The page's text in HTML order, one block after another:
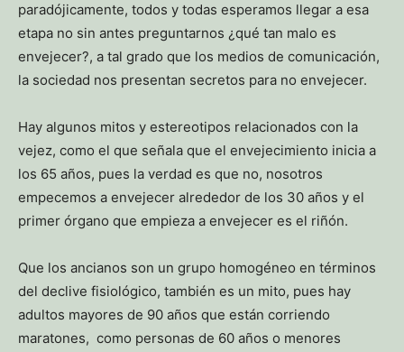
paradójicamente, todos y todas esperamos llegar a esa
etapa no sin antes preguntarnos ¿qué tan malo es
envejecer?, a tal grado que los medios de comunicación,
la sociedad nos presentan secretos para no envejecer.
Hay algunos mitos y estereotipos relacionados con la
vejez, como el que señala que el envejecimiento inicia a
los 65 años, pues la verdad es que no, nosotros
empecemos a envejecer alrededor de los 30 años y el
primer órgano que empieza a envejecer es el riñón.
Que los ancianos son un grupo homogéneo en términos
del declive fisiológico, también es un mito, pues hay
adultos mayores de 90 años que están corriendo
maratones, como personas de 60 años o menores